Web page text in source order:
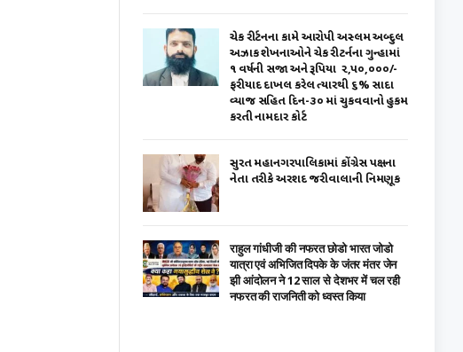
ચેક રીર્ટનના કામે આરોપી અસ્લમ અબ્દુલ
અઝાક શેખનાઓને ચેક રીટર્નના ગુન્હામાં
૧ વર્ષની સજા અને રૂપિયા ₹ ૨,૫૦,૦૦૦/-
ફરીયાદ દાખલ કરેલ ત્યારથી ૬% સાદા
વ્યાજ સહિત દિન-૩૦ માં ચુકવવાનો હુકમ
કરતી નામદાર કોર્ટ
સુરત મહાનગરપાલિકામાં કોંગ્રેસ પક્ષના
નેતા તરીકે અરશદ જરીવાલાની નિમણૂક
राहुल गांधीजी की नफरत छोडो भारत जोडो
यात्रा एवं अभिजित दिपके के जंतर मंतर जेन
झी आंदोलन ने 12 साल से देशभर में चल रही
नफरत की राजनिती को ध्वस्त किया